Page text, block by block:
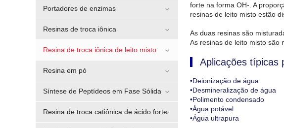
Portadores de enzimas
Resinas de troca iônica
Resina de troca iônica de leito misto
Resina em pó
Síntese de Peptídeos em Fase Sólida
Resina de troca catiônica de ácido forte
forte na forma OH-. A
resinas de leito misto estão
As duas resinas são
As resinas de leito misto são
Aplicações típicas
•Deionização de água
•Desmineralização de água
•Polimento condensado
•Água potável
•Água ultrapura